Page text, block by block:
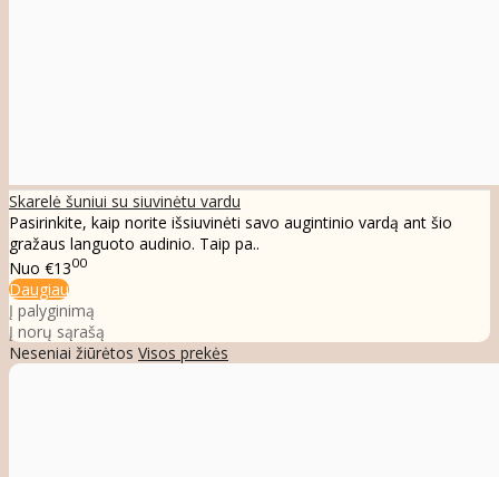
Skarelė šuniui su siuvinėtu vardu
Pasirinkite, kaip norite išsiuvinėti savo augintinio vardą ant šio
gražaus languoto audinio. Taip pa..
Nuo €1300
Daugiau
Į palyginimą
Į norų sąrašą
Neseniai žiūrėtos Visos prekės